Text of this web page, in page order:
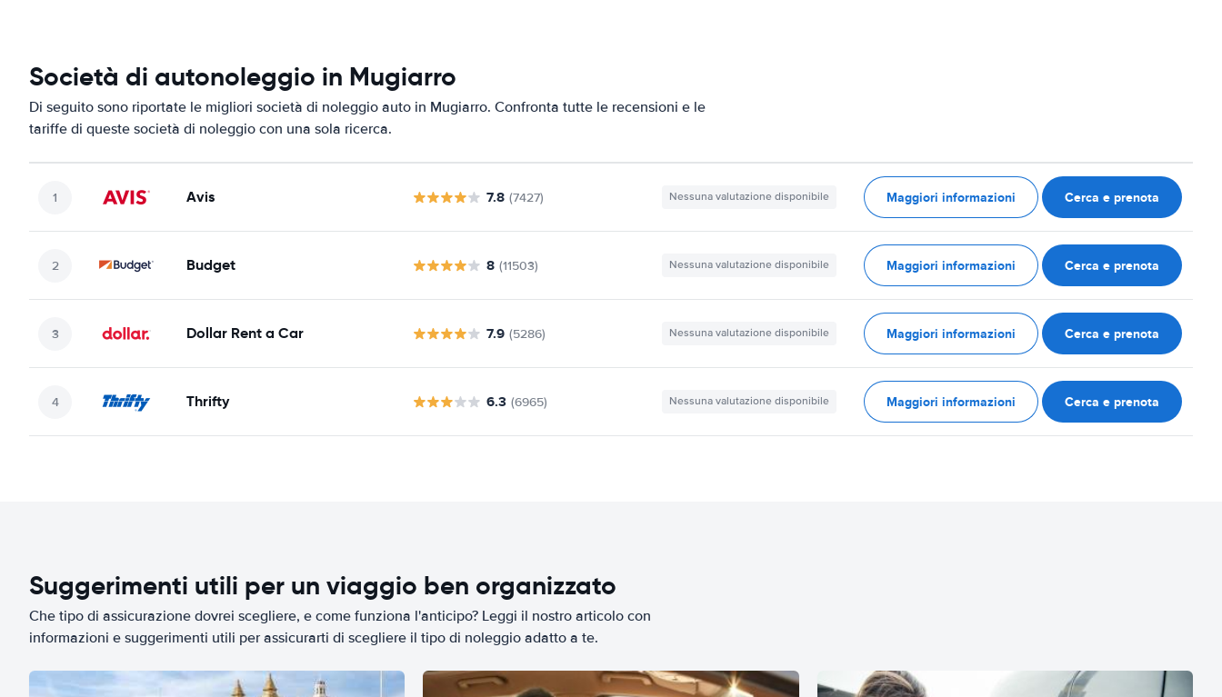
Società di autonoleggio in Mugiarro
Di seguito sono riportate le migliori società di noleggio auto in Mugiarro. Confronta tutte le recensioni e le
tariffe di queste società di noleggio con una sola ricerca.
Avis 7.8 (7427) Nessuna valutazione disponibile Maggiori informazioni Cerca e prenota
Budget 8 (11503) Nessuna valutazione disponibile Maggiori informazioni Cerca e prenota
Dollar Rent a Car 7.9 (5286) Nessuna valutazione disponibile Maggiori informazioni Cerca e prenota
Thrifty 6.3 (6965) Nessuna valutazione disponibile Maggiori informazioni Cerca e prenota
Suggerimenti utili per un viaggio ben organizzato
Che tipo di assicurazione dovrei scegliere, e come funziona l'anticipo? Leggi il nostro articolo con
informazioni e suggerimenti utili per assicurarti di scegliere il tipo di noleggio adatto a te.